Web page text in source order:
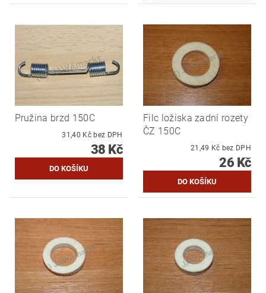
Pružina brzd 150C
31,40 Kč bez DPH
38 Kč
Filc ložiska zadní rozety
ČZ 150C
21,49 Kč bez DPH
26 Kč